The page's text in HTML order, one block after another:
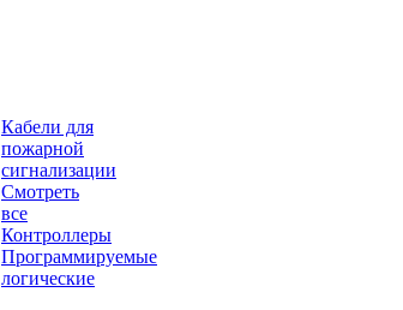
Кабели для
пожарной
сигнализации
Смотреть
все
Контроллеры
Программируемые
логические